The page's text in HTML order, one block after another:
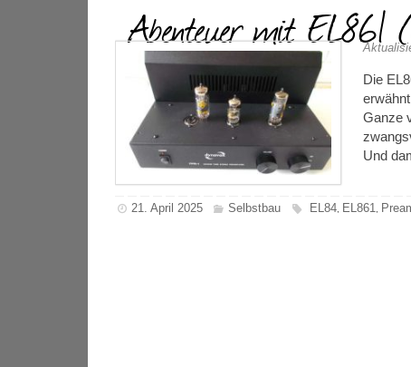
Abenteuer mit EL861
Die
Ganze
Und
21. April 2025 Selbstbau EL84, EL861